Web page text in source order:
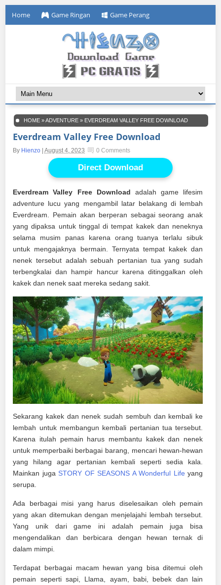
Home Game Ringan Game Perang
HOME »ADVENTURE » EVERDREAM VALLEY FREE DOWNLOAD
Everdream Valley Free Download
By Hienzo |August 4, 2023 0 Comments
Direct Download
Everdream Valley Free Download adalah game lifesim
adventure lucu yang mengambil latar belakang di lembah
Everdream. Pemain akan berperan sebagai seorang anak
yang dipaksa untuk tinggal di tempat kakek dan neneknya
selama musim panas karena orang tuanya terlalu sibuk
untuk mengajaknya bermain. Ternyata tempat kakek dan
nenek tersebut adalah sebuah pertanian tua yang sudah
terbengkalai dan hampir hancur karena ditinggalkan oleh
kakek dan nenek saat mereka sedang sakit.
Sekarang kakek dan nenek sudah sembuh dan kembali ke
lembah untuk membangun kembali pertanian tua tersebut.
Karena itulah pemain harus membantu kakek dan nenek
untuk memperbaiki berbagai barang, mencari hewan-hewan
yang hilang agar pertanian kembali seperti sedia kala.
Mainkan juga STORY OF SEASONS A Wonderful Life yang
serupa.
Ada berbagai misi yang harus diselesaikan oleh pemain
yang akan ditemukan dengan menjelajahi lembah tersebut.
Yang unik dari game ini adalah pemain juga bisa
mengendalikan dan berbicara dengan hewan ternak di
dalam mimpi.
Terdapat berbagai macam hewan yang bisa ditemui oleh
pemain seperti sapi, Llama, ayam, babi, bebek dan lain